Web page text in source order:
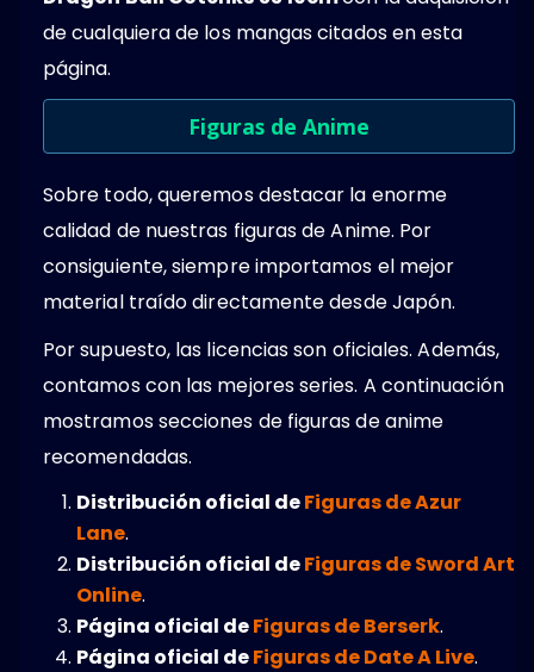
de cualquiera de los mangas citados en esta
página.
Figuras de Anime
Sobre todo, queremos destacar la enorme
calidad de nuestras figuras de Anime. Por
consiguiente, siempre importamos el mejor
material traído directamente desde Japón.
Por supuesto, las licencias son oficiales. Además,
contamos con las mejores series. A continuación
mostramos secciones de figuras de anime
recomendadas.
Distribución oficial deFiguras de Azur
Lane.
Distribución oficial deFiguras de Sword Art
Online.
Página oficial deFiguras de Berserk.
Página oficial deFiguras de Date A Live.